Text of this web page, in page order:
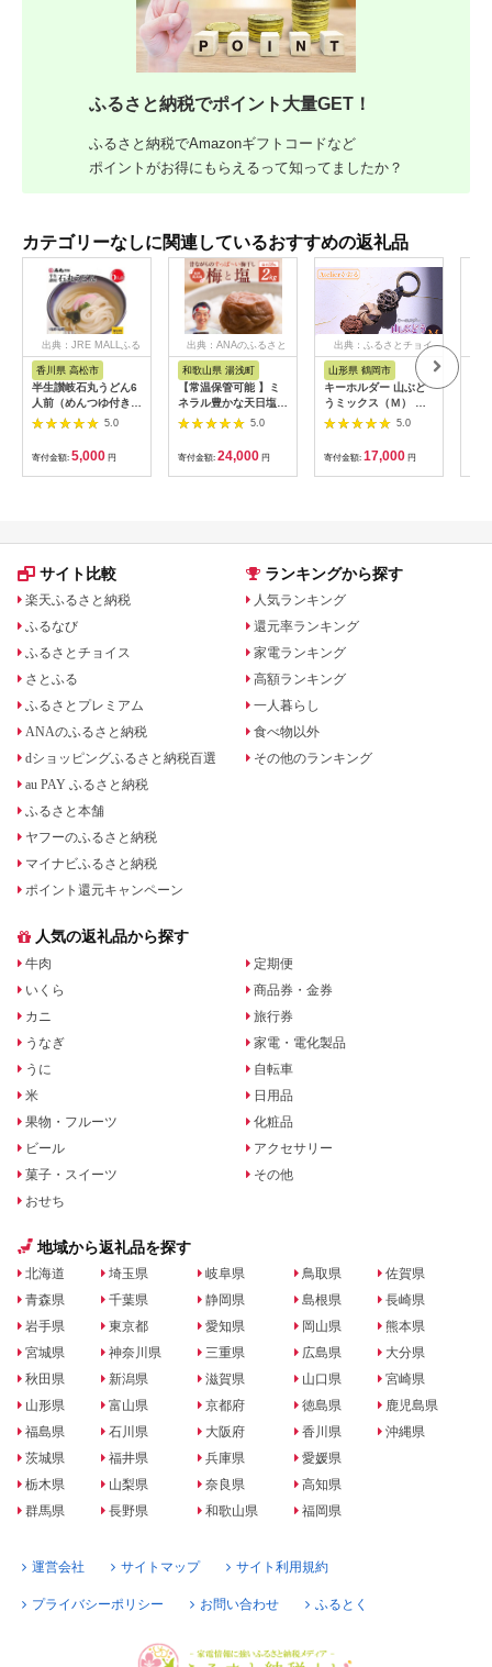
ふるさと納税でポイント大量GET！
ふるさと納税でAmazonギフトコードなど
ポイントがお得にもらえるって知ってましたか？
カテゴリーなしに関連しているおすすめの返礼品
出典：JRE MALLふる
さと納税
香川県 高松市
半生讃岐石丸うどん6
人前（めんつゆ付き）
麺300g×2袋
5.0
寄付金額: 5,000 円
出典：ANAのふるさと
和歌山県 湯浅町
【常温保管可能 】ミ
ネラル豊かな天日塩だ
けで漬けた無添加梅干
し2kg 梅ボーイズ｜
B201_EP6024
5.0
寄付金額: 24,000 円
出典：ふるさとチョイ
山形県 鶴岡市
キーホルダー 山ぶど
うミックス（Ｍ） 山
形県鶴岡市 アトリエ
かおる | 山葡萄 雑貨
キーホルダー ギフト
贈り物 お取り寄せ 返
礼品
5.0
寄付金額: 17,000 円
サイト比較
楽天ふるさと納税
ふるなび
ふるさとチョイス
さとふる
ふるさとプレミアム
ANAのふるさと納税
dショッピングふるさと納税百選
au PAY ふるさと納税
ふるさと本舗
ヤフーのふるさと納税
マイナビふるさと納税
ポイント還元キャンペーン
ランキングから探す
人気ランキング
還元率ランキング
家電ランキング
高額ランキング
一人暮らし
食べ物以外
その他のランキング
人気の返礼品から探す
牛肉
いくら
カニ
うなぎ
うに
米
果物・フルーツ
ビール
菓子・スイーツ
おせち
定期便
商品券・金券
旅行券
家電・電化製品
自転車
日用品
化粧品
アクセサリー
その他
地域から返礼品を探す
北海道
青森県
岩手県
宮城県
秋田県
山形県
福島県
茨城県
栃木県
群馬県
埼玉県
千葉県
東京都
神奈川県
新潟県
富山県
石川県
福井県
山梨県
長野県
岐阜県
静岡県
愛知県
三重県
滋賀県
京都府
大阪府
兵庫県
奈良県
和歌山県
鳥取県
島根県
岡山県
広島県
山口県
徳島県
香川県
愛媛県
高知県
福岡県
佐賀県
長崎県
熊本県
大分県
宮崎県
鹿児島県
沖縄県
運営会社 サイトマップ サイト利用規約
プライバシーポリシー お問い合わせ ふるとく